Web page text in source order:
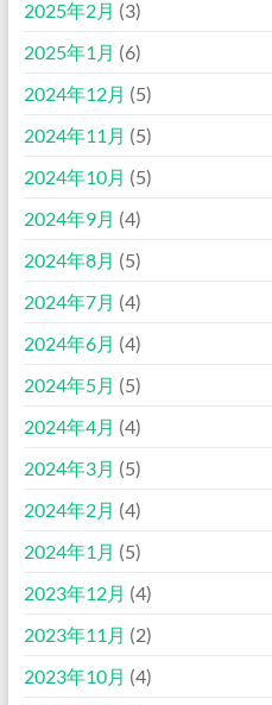
2025年2月 (3)
2025年1月 (6)
2024年12月 (5)
2024年11月 (5)
2024年10月 (5)
2024年9月 (4)
2024年8月 (5)
2024年7月 (4)
2024年6月 (4)
2024年5月 (5)
2024年4月 (4)
2024年3月 (5)
2024年2月 (4)
2024年1月 (5)
2023年12月 (4)
2023年11月 (2)
2023年10月 (4)